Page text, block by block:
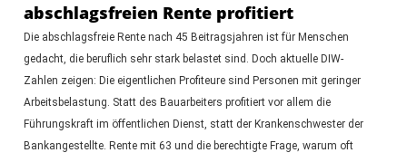
abschlagsfreien Rente profitiert
Die abschlagsfreie Rente nach 45 Beitragsjahren ist für Menschen
gedacht, die beruflich sehr stark belastet sind. Doch aktuelle DIW-
Zahlen zeigen: Die eigentlichen Profiteure sind Personen mit geringer
Arbeitsbelastung. Statt des Bauarbeiters profitiert vor allem die
Führungskraft im öffentlichen Dienst, statt der Krankenschwester der
Bankangestellte. Rente mit 63 und die berechtigte Frage, warum oft